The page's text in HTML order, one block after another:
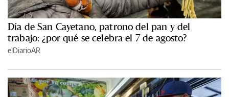
Día de San Cayetano, patrono del pan y del
trabajo: ¿por qué se celebra el 7 de agosto?
elDiarioAR